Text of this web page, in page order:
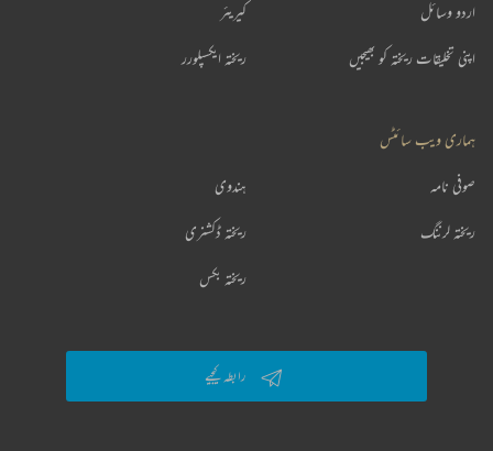
اردو وسائل
اپنی تخلیقات ریختہ کو بھیجیں
کیریئر
ریختہ ایکسپلورر
ہماری ویب سائٹس
ہندوی صوفی نامہ
ریختہ ڈکشنری ریختہ لرننگ
ریختہ بکس
رابطہ کیجیے